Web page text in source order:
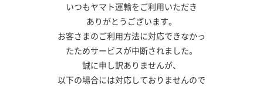
いつもヤマト運輸をご利用いただき
ありがとうございます。
お客さまのご利用方法に対応できなかっ
たためサービスが中断されました。
誠に申し訳ありませんが、
以下の場合には対応しておりませんので